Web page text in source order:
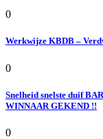
0
Werkwijze KBDB –
0
Snelheid snelste duif
WINNAAR GEKEND !!
0